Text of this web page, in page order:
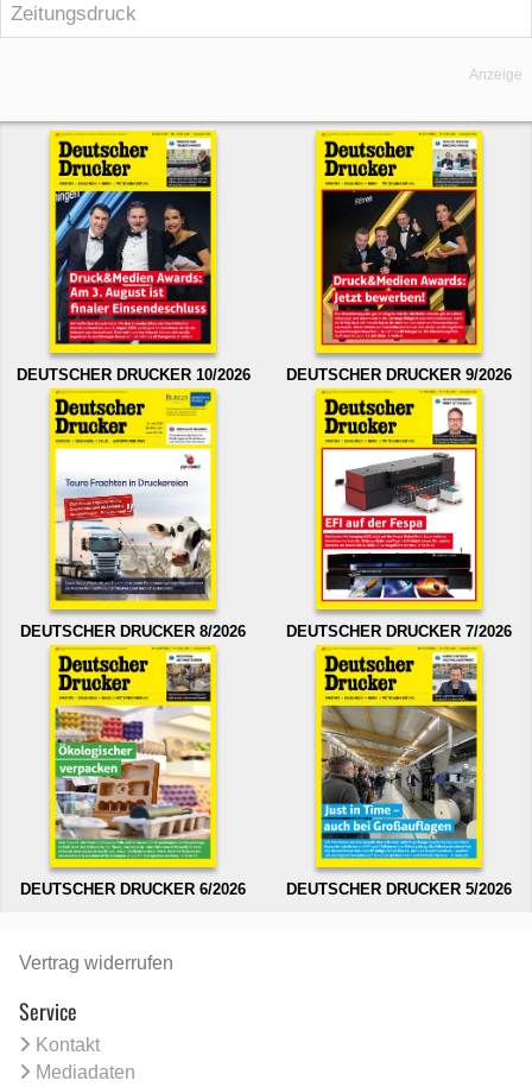
Zeitungsdruck
Anzeige
DEUTSCHER DRUCKER 10/2026 DEUTSCHER DRUCKER 9/2026
DEUTSCHER DRUCKER 8/2026 DEUTSCHER DRUCKER 7/2026
DEUTSCHER DRUCKER 6/2026 DEUTSCHER DRUCKER 5/2026
Vertrag widerrufen
Service
Kontakt
Mediadaten